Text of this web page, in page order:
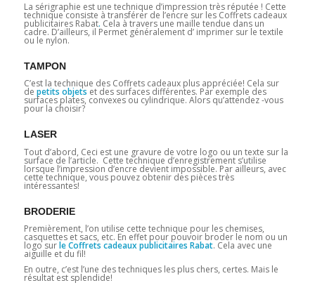
La sérigraphie est une technique d’impression très réputée ! Cette
technique consiste à transférer de l’encre sur les Coffrets cadeaux
publicitaires Rabat. Cela à travers une maille tendue dans un
cadre. D’ailleurs, il Permet généralement d’ imprimer sur le textile
ou le nylon.
TAMPON
C’est la technique des Coffrets cadeaux plus appréciée! Cela sur
de petits objets et des surfaces différentes. Par exemple des
surfaces plates, convexes ou cylindrique. Alors qu’attendez -vous
pour la choisir?
LASER
Tout d’abord, Ceci est une gravure de votre logo ou un texte sur la
surface de l’article. Cette technique d’enregistrement s’utilise
lorsque l’impression d’encre devient impossible. Par ailleurs, avec
cette technique, vous pouvez obtenir des pièces très
intéressantes!
BRODERIE
Premièrement, l’on utilise cette technique pour les chemises,
casquettes et sacs, etc. En effet pour pouvoir broder le nom ou un
logo surle Coffrets cadeaux publicitaires Rabat. Cela avec une
aiguille et du fil!
En outre, c’est l’une des techniques les plus chers, certes. Mais le
résultat est splendide!